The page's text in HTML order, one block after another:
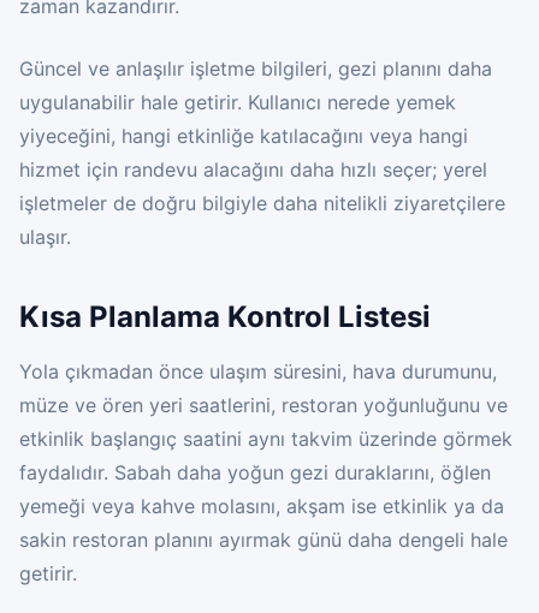
zaman kazandırır.
Güncel ve anlaşılır işletme bilgileri, gezi planını daha
uygulanabilir hale getirir. Kullanıcı nerede yemek
yiyeceğini, hangi etkinliğe katılacağını veya hangi
hizmet için randevu alacağını daha hızlı seçer; yerel
işletmeler de doğru bilgiyle daha nitelikli ziyaretçilere
ulaşır.
Kısa Planlama Kontrol Listesi
Yola çıkmadan önce ulaşım süresini, hava durumunu,
müze ve ören yeri saatlerini, restoran yoğunluğunu ve
etkinlik başlangıç saatini aynı takvim üzerinde görmek
faydalıdır. Sabah daha yoğun gezi duraklarını, öğlen
yemeği veya kahve molasını, akşam ise etkinlik ya da
sakin restoran planını ayırmak günü daha dengeli hale
getirir.